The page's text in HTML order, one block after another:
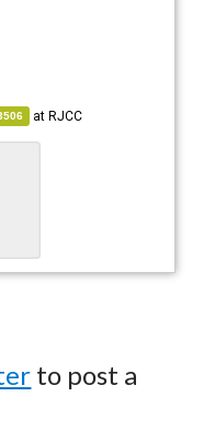
atRJCC
to post a